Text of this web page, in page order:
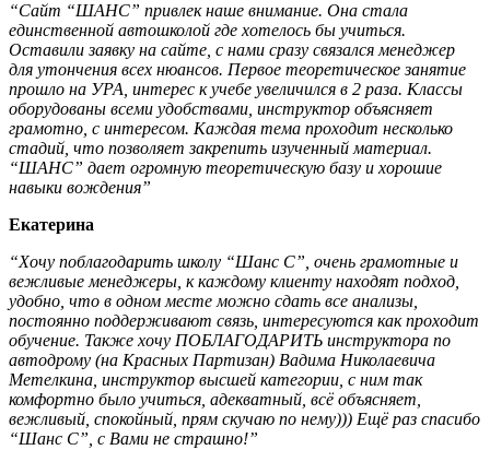
“Сайт “ШАНС” привлек наше внимание. Она стала
единственной автошколой где хотелось бы учиться.
Оставили заявку на сайте, с нами сразу связался менеджер
для утончения всех нюансов. Первое теоретическое занятие
прошло на УРА, интерес к учебе увеличился в 2 раза. Классы
оборудованы всеми удобствами, инструктор объясняет
грамотно, с интересом. Каждая тема проходит несколько
стадий, что позволяет закрепить изученный материал.
“ШАНС” дает огромную теоретическую базу и хорошие
навыки вождения”
Екатерина
“Хочу поблагодарить школу “Шанс С”, очень грамотные и
вежливые менеджеры, к каждому клиенту находят подход,
удобно, что в одном месте можно сдать все анализы,
постоянно поддерживают связь, интересуются как проходит
обучение. Также хочу ПОБЛАГОДАРИТЬ инструктора по
автодрому (на Красных Партизан) Вадима Николаевича
Метелкина, инструктор высшей категории, с ним так
комфортно было учиться, адекватный, всё объясняет,
вежливый, спокойный, прям скучаю по нему))) Ещё раз спасибо
“Шанс С”, с Вами не страшно!”